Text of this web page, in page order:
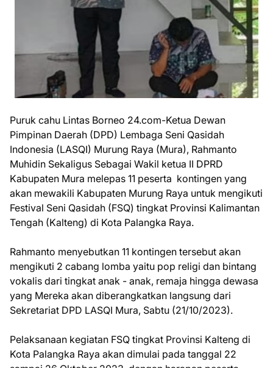
Puruk cahu Lintas Borneo 24.com-Ketua Dewan
Pimpinan Daerah (DPD) Lembaga Seni Qasidah
Indonesia (LASQI) Murung Raya (Mura), Rahmanto
Muhidin Sekaligus Sebagai Wakil ketua II DPRD
Kabupaten Mura melepas 11 peserta kontingen yang
akan mewakili Kabupaten Murung Raya untuk mengikuti
Festival Seni Qasidah (FSQ) tingkat Provinsi Kalimantan
Tengah (Kalteng) di Kota Palangka Raya.
Rahmanto menyebutkan 11 kontingen tersebut akan
mengikuti 2 cabang lomba yaitu pop religi dan bintang
vokalis dari tingkat anak - anak, remaja hingga dewasa
yang Mereka akan diberangkatkan langsung dari
Sekretariat DPD LASQI Mura, Sabtu (21/10/2023).
Pelaksanaan kegiatan FSQ tingkat Provinsi Kalteng di
Kota Palangka Raya akan dimulai pada tanggal 22